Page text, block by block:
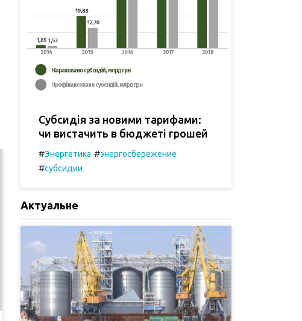
Субсидія за новими тарифами:
чи вистачить в бюджеті грошей
#Энергетика #энергосбережение
#субсидии
Актуальне